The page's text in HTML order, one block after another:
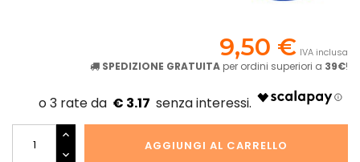
9,50 € IVA inclusa
SPEDIZIONE GRATUITA per ordini superiori a 39€!
€ 3.17
AGGIUNGI AL CARRELLO